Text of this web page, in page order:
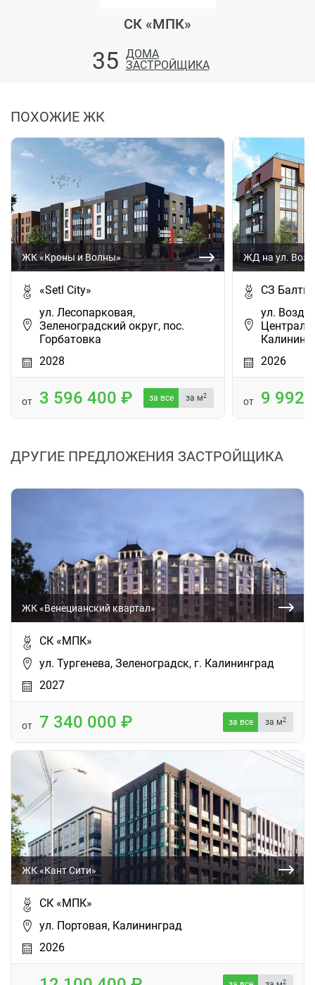
СК «МПК»
35 ДОМА
ЗАСТРОЙЩИКА
ПОХОЖИЕ ЖК
ЖК «Кроны и Волны»
«Setl City»
ул. Лесопарковая,
Зеленоградский округ, пос.
Горбатовка
2028
от 3 596 400 за все за м2
ЖД на ул.
СЗ
ул.
2026
от 9 992
ДРУГИЕ ПРЕДЛОЖЕНИЯ ЗАСТРОЙЩИКА
ЖК «Венецианский квартал»
СК «МПК»
ул. Тургенева, Зеленоградск, г. Калининград
2027
от 7 340 000 за все за м2
ЖК «Кант Сити»
СК «МПК»
ул. Портовая, Калининград
2026
2